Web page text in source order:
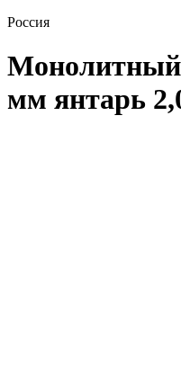
Россия
Монолитный
мм янтарь